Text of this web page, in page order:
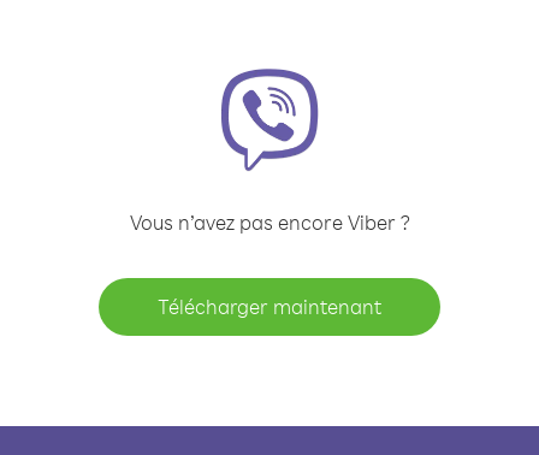
Vous n’avez pas encore Viber ?
Télécharger maintenant